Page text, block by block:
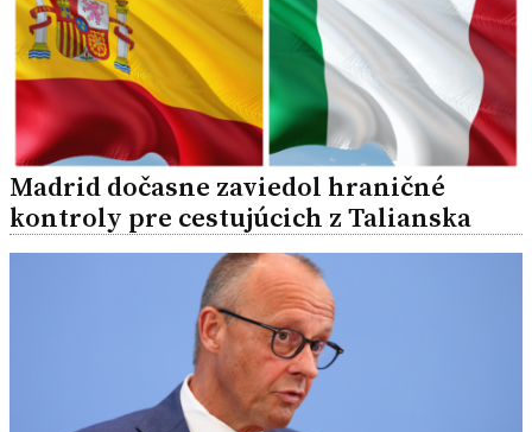
Madrid dočasne zaviedol hraničné
kontroly pre cestujúcich z Talianska